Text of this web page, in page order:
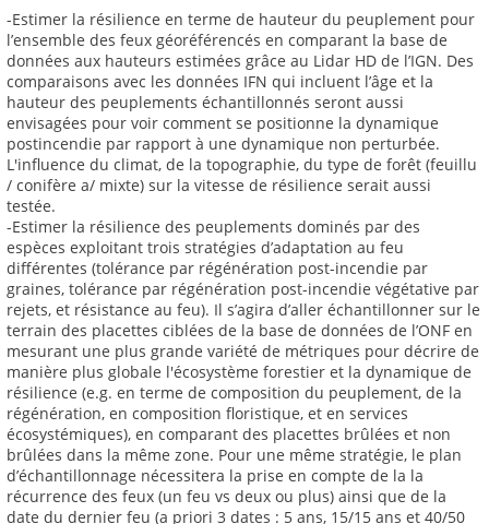
-Estimer la résilience en terme de hauteur du peuplement pour
l’ensemble des feux géoréférencés en comparant la base de
données aux hauteurs estimées grâce au Lidar HD de l’IGN. Des
comparaisons avec les données IFN qui incluent l’âge et la
hauteur des peuplements échantillonnés seront aussi
envisagées pour voir comment se positionne la dynamique
postincendie par rapport à une dynamique non perturbée.
L'influence du climat, de la topographie, du type de forêt (feuillu
/ conifère a/ mixte) sur la vitesse de résilience serait aussi
testée.
-Estimer la résilience des peuplements dominés par des
espèces exploitant trois stratégies d’adaptation au feu
différentes (tolérance par régénération post-incendie par
graines, tolérance par régénération post-incendie végétative par
rejets, et résistance au feu). Il s’agira d’aller échantillonner sur le
terrain des placettes ciblées de la base de données de l’ONF en
mesurant une plus grande variété de métriques pour décrire de
manière plus globale l'écosystème forestier et la dynamique de
résilience (e.g. en terme de composition du peuplement, de la
régénération, en composition floristique, et en services
écosystémiques), en comparant des placettes brûlées et non
brûlées dans la même zone. Pour une même stratégie, le plan
d’échantillonnage nécessitera la prise en compte de la la
récurrence des feux (un feu vs deux ou plus) ainsi que de la
date du dernier feu (a priori 3 dates : 5 ans, 15/15 ans et 40/50